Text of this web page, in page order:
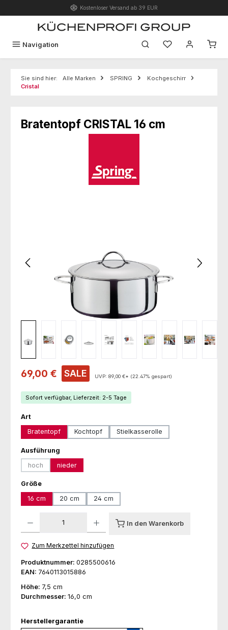
Zum Hauptinhalt springenKostenloser Versand ab 39 EUR
Navigation Du hast 0
Sie sind hier: Alle Marken SPRING
Kochgeschirr
Cristal
Bratentopf CRISTAL 16 cm
Verkaufspreis:
69,00 € SALE UVP: 89,00 €* (22.47% gespart)
Sofort verfügbar, Lieferzeit: 2-5 Tage
Artauswählen
Bratentopf
Kochtopf Stielkasserolle
Ausführung
hoch
(Diese Option ist zurzeit nicht verfügbar.)
nieder
Größeauswählen
16 cm
20 cm 24 cm
In den Warenkorb
Zum Merkzettel hinzufügen
Produktnummer: 0285500616
EAN: 7640113015886
Höhe: 7,5 cm
Durchmesser: 16,0 cm
Herstellergarantie